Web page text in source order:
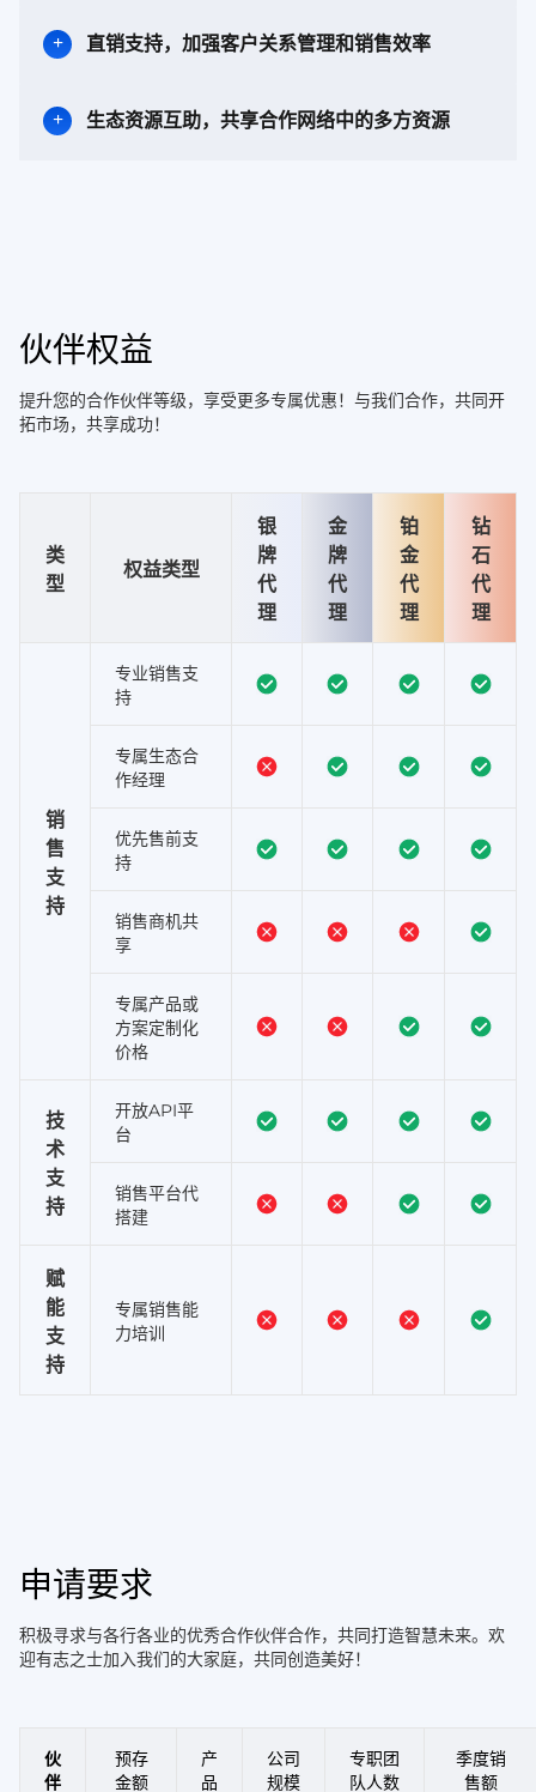
直销支持，加强客户关系管理和销售效率
生态资源互助，共享合作网络中的多方资源
伙伴权益
提升您的合作伙伴等级，享受更多专属优惠！与我们合作，共同开
拓市场，共享成功！
类
型
权益类型
银
牌
代
理
金
牌
代
理
铂
金
代
理
钻
石
代
理
销
售
支
持
专业销售支
持
专属生态合
作经理
优先售前支
持
销售商机共
享
专属产品或
方案定制化
价格
技
术
支
持
开放API平
台
销售平台代
搭建
赋
能
支
持
专属销售能
力培训
申请要求
积极寻求与各行各业的优秀合作伙伴合作，共同打造智慧未来。欢
迎有志之士加入我们的大家庭，共同创造美好！
伙
伴
预存
金额
产
品
公司
规模
专职团
队人数
季度销
售额